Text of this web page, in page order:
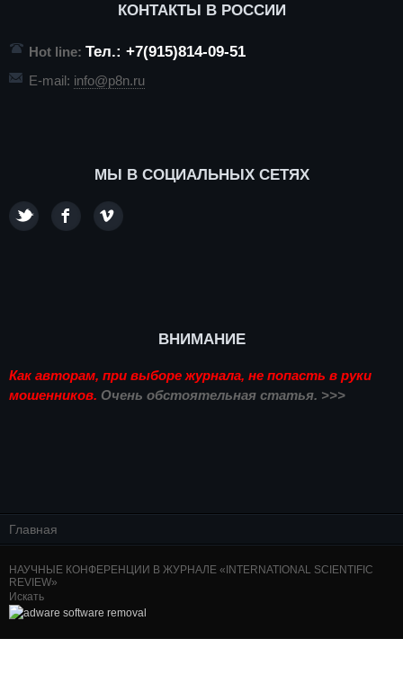
КОНТАКТЫ В РОССИИ
Hot line: Тел.: +7(915)814-09-51
E-mail: info@p8n.ru
МЫ В СОЦИАЛЬНЫХ СЕТЯХ
ВНИМАНИЕ
Как авторам, при выборе журнала, не попасть в руки
мошенников. Очень обстоятельная статья. >>>
Главная
НАУЧНЫЕ КОНФЕРЕНЦИИ В ЖУРНАЛЕ «INTERNATIONAL SCIENTIFIC
REVIEW»
Искать